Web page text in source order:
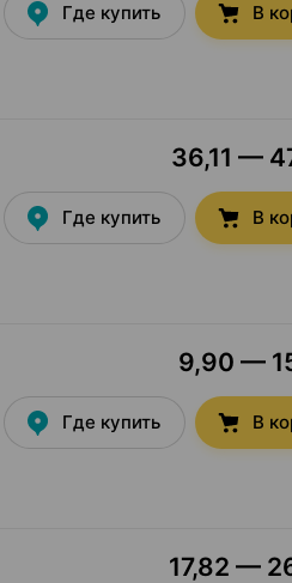
Где купить В
36,11 —
Где купить В
9,90 —
Где купить В
17,82 —